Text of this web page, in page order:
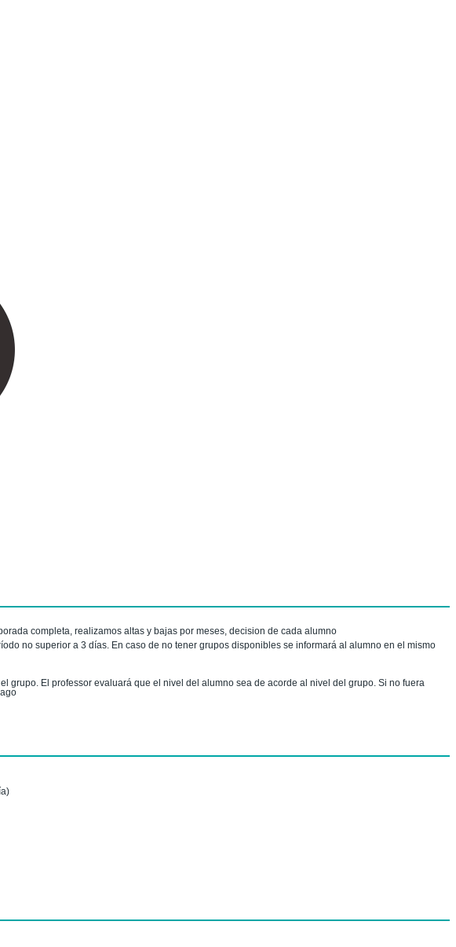
completa, realizamos altas y bajas por meses, decision de cada alumno
no superior a 3 días. En caso de no tener grupos disponibles se informará al alumno en el mismo
El professor evaluará que el nivel del alumno sea de acorde al nivel del grupo. Si no fuera